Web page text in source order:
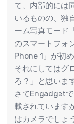
て、内部的には
いるものの、独
ーム写真モード
のスマートフォ
Phone 1」が初め
それにしてはグ
ろ？」と思いま
さてEngadget
載されています
はカメラでしょ